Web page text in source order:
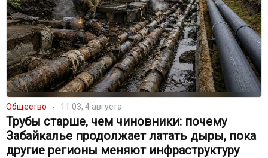
Общество 11:03, 4 августа
Трубы старше, чем чиновники: почему
Забайкалье продолжает латать дыры, пока
другие регионы меняют инфраструктуру